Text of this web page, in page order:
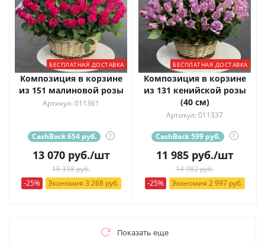
БЕСПЛАТНАЯ ДОСТАВКА
Композиция в корзине
из 151 малиновой розы
Артикул: 011361
CashBack 654 руб. ?
13 070руб./шт
16 338 руб.
-25%
Экономия 3 268 руб.
БЕСПЛАТНАЯ ДОСТАВКА
Композиция в корзине
из 131 кенийской розы
(40 см)
Артикул: 011337
CashBack 599 руб. ?
11 985руб./шт
14 982 руб.
-25%
Экономия 2 997 руб.
Показать еще